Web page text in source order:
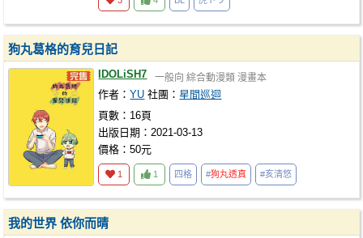
狗丸葛格的育兒日記
IDOLiSH7 一般向 綜合動漫類 漫畫本
作者：YU 社團：星間巡迴
頁數：16頁
出版日期：2021-03-13
價格：50元
1 1 四格 #狗丸透真 #亥清悠
我的世界 依你而晴